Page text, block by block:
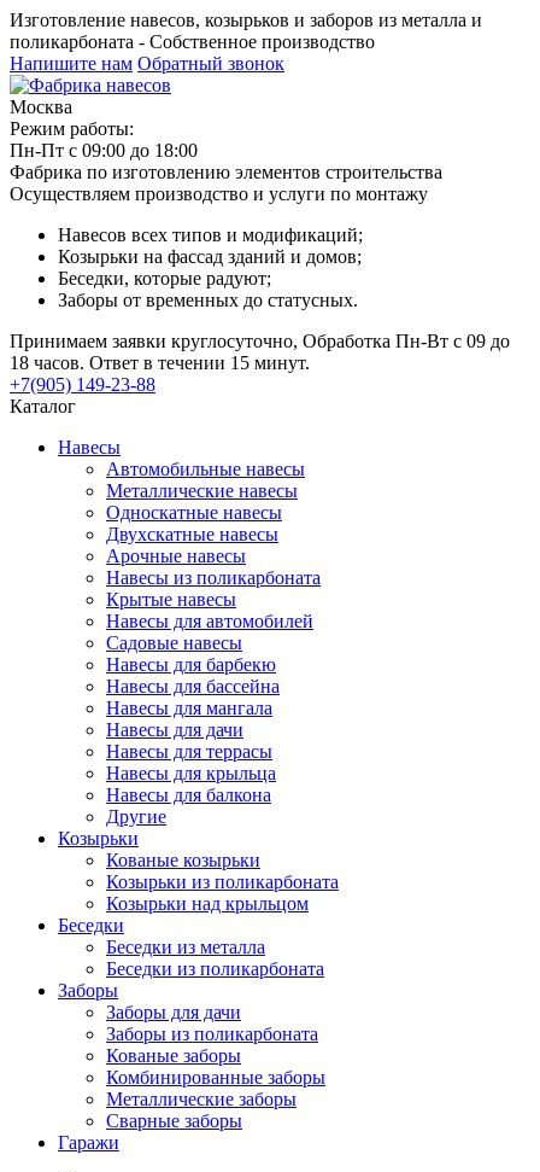
Изготовление навесов, козырьков и заборов из металла и
поликарбоната - Собственное производство
Напишите нам Обратный звонок
Москва
Режим работы:
Пн-Пт с 09:00 до 18:00
Фабрика по изготовлению элементов строительства
Осуществляем производство и услуги по монтажу
Навесов всех типов и модификаций;
Козырьки на фассад зданий и домов;
Беседки, которые радуют;
Заборы от временных до статусных.
Принимаем заявки круглосуточно, Обработка Пн-Вт с 09 до
18 часов. Ответ в течении 15 минут.
+7(905) 149-23-88
Каталог
Навесы
Автомобильные навесы
Металлические навесы
Односкатные навесы
Двухскатные навесы
Арочные навесы
Навесы из поликарбоната
Крытые навесы
Навесы для автомобилей
Садовые навесы
Навесы для барбекю
Навесы для бассейна
Навесы для мангала
Навесы для дачи
Навесы для террасы
Навесы для крыльца
Навесы для балкона
Другие
Козырьки
Кованые козырьки
Козырьки из поликарбоната
Козырьки над крыльцом
Беседки
Беседки из металла
Беседки из поликарбоната
Заборы
Заборы для дачи
Заборы из поликарбоната
Кованые заборы
Комбинированные заборы
Металлические заборы
Сварные заборы
Гаражи